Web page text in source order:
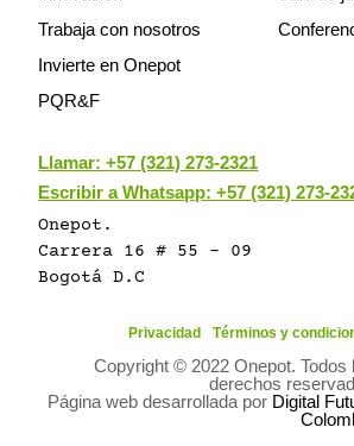
Trabaja con nosotros
Invierte en Onepot
PQR&F
Llamar:+57 (321) 273-2321
Escribir a Whatsapp: +57 (321) 273-
Onepot.
Carrera 16 # 55 - 09
Bogotá D.C
Privacidad Términos y
Copyright © 2022 Onepot. Todos
derechos
Página web desarrollada por Digital